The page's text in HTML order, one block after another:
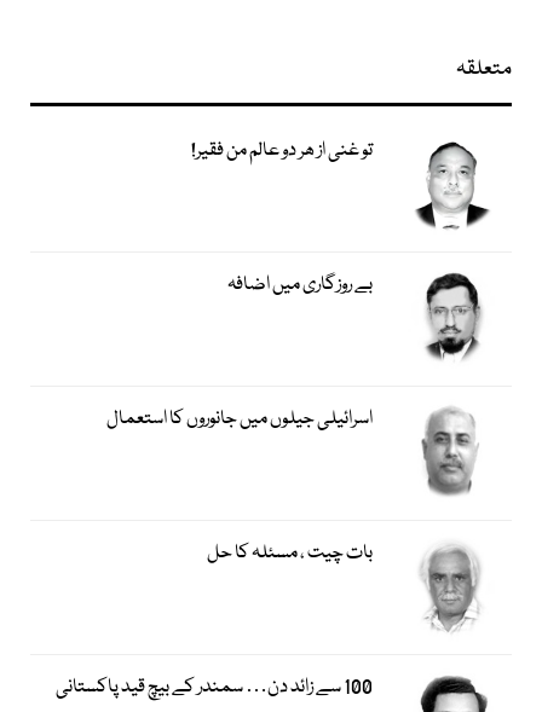
متعلقہ
تو غنی از ھر دو عالم من فقیر!
بے روزگاری میں اضافہ
اسرائیلی جیلوں میں جانوروں کا استعمال
بات چیت ، مسئلہ کا حل
100 سے زائد دن… سمندر کے بیچ قید پاکستانی